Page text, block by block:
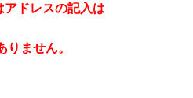
ドレスの記入は
ん。